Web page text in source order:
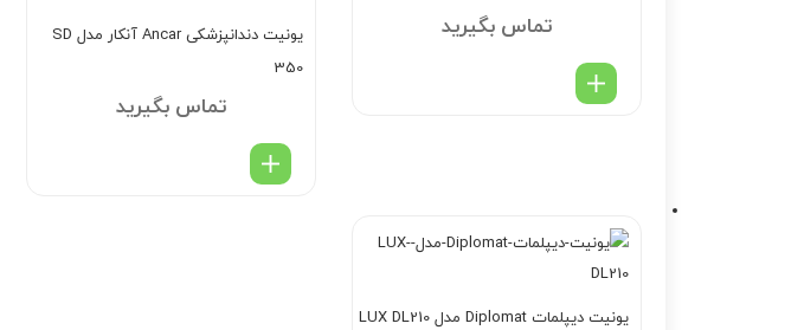
تماس بگیرید
یونیت دندانپزشکی Ancar آنکار مدل SD
350
تماس بگیرید
یونیت دیپلمات Diplomat مدل LUX DL210